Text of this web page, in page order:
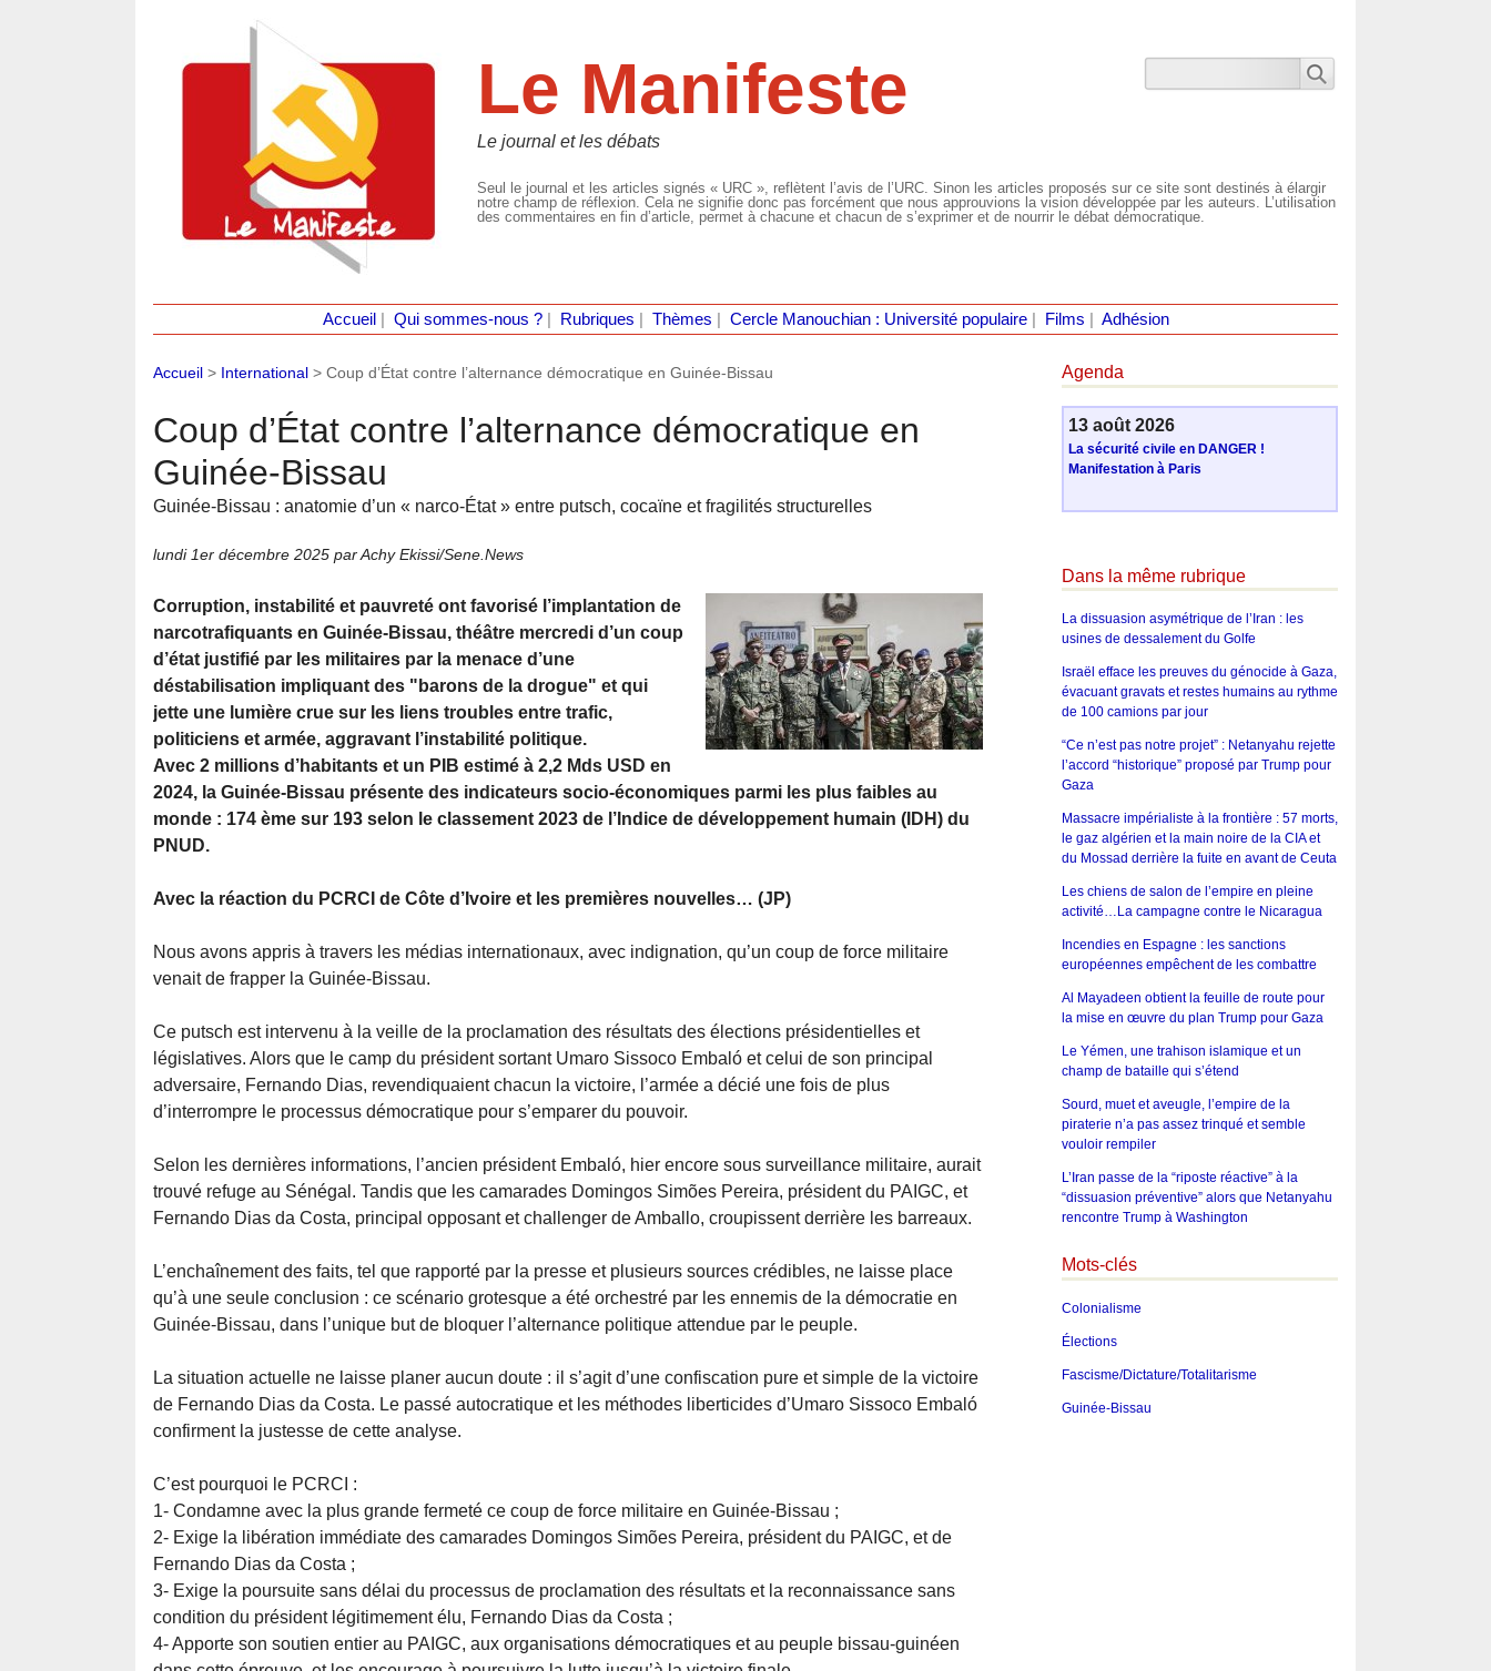
Le Manifeste
Le journal et les débats
Seul le journal et les articles signés « URC », reflètent l’avis de l’URC. Sinon les articles proposés sur ce site sont destinés à élargir
notre champ de réflexion. Cela ne signifie donc pas forcément que nous approuvions la vision développée par les auteurs. L’utilisation
des commentaires en fin d’article, permet à chacune et chacun de s’exprimer et de nourrir le débat démocratique.
Accueil Qui sommes-nous ?| Rubriques Thèmes Cercle Manouchian : Université populaire| Films Adhésion
Accueil > International > Coup d’État contre l’alternance démocratique en Guinée-Bissau
Coup d’État contre l’alternance démocratique en
Guinée-Bissau
Guinée-Bissau : anatomie d’un « narco-État » entre putsch, cocaïne et fragilités structurelles
lundi 1er décembre 2025 par Achy Ekissi/Sene.News
Corruption, instabilité et pauvreté ont favorisé l’implantation de
narcotrafiquants en Guinée-Bissau, théâtre mercredi d’un coup
d’état justifié par les militaires par la menace d’une
déstabilisation impliquant des "barons de la drogue" et qui
jette une lumière crue sur les liens troubles entre trafic,
politiciens et armée, aggravant l’instabilité politique.
Avec 2 millions d’habitants et un PIB estimé à 2,2 Mds USD en
2024, la Guinée-Bissau présente des indicateurs socio-économiques parmi les plus faibles au
monde : 174 ème sur 193 selon le classement 2023 de l’Indice de développement humain (IDH) du
PNUD.
Avec la réaction du PCRCI de Côte d’Ivoire et les premières nouvelles… (JP)
Nous avons appris à travers les médias internationaux, avec indignation, qu’un coup de force militaire
venait de frapper la Guinée-Bissau.
Ce putsch est intervenu à la veille de la proclamation des résultats des élections présidentielles et
législatives. Alors que le camp du président sortant Umaro Sissoco Embaló et celui de son principal
adversaire, Fernando Dias, revendiquaient chacun la victoire, l’armée a décié une fois de plus
d’interrompre le processus démocratique pour s’emparer du pouvoir.
Selon les dernières informations, l’ancien président Embaló, hier encore sous surveillance militaire, aurait
trouvé refuge au Sénégal. Tandis que les camarades Domingos Simões Pereira, président du PAIGC, et
Fernando Dias da Costa, principal opposant et challenger de Amballo, croupissent derrière les barreaux.
L’enchaînement des faits, tel que rapporté par la presse et plusieurs sources crédibles, ne laisse place
qu’à une seule conclusion : ce scénario grotesque a été orchestré par les ennemis de la démocratie en
Guinée-Bissau, dans l’unique but de bloquer l’alternance politique attendue par le peuple.
La situation actuelle ne laisse planer aucun doute : il s’agit d’une confiscation pure et simple de la victoire
de Fernando Dias da Costa. Le passé autocratique et les méthodes liberticides d’Umaro Sissoco Embaló
confirment la justesse de cette analyse.
C’est pourquoi le PCRCI :
1- Condamne avec la plus grande fermeté ce coup de force militaire en Guinée-Bissau ;
2- Exige la libération immédiate des camarades Domingos Simões Pereira, président du PAIGC, et de
Fernando Dias da Costa ;
3- Exige la poursuite sans délai du processus de proclamation des résultats et la reconnaissance sans
condition du président légitimement élu, Fernando Dias da Costa ;
4- Apporte son soutien entier au PAIGC, aux organisations démocratiques et au peuple bissau-guinéen
Agenda
13 août 2026
La sécurité civile en DANGER !
Manifestation à Paris
Dans la même rubrique
La dissuasion asymétrique de l’Iran : les
usines de dessalement du Golfe
Israël efface les preuves du génocide à Gaza,
évacuant gravats et restes humains au rythme
de 100 camions par jour
“Ce n’est pas notre projet” : Netanyahu rejette
l’accord “historique” proposé par Trump pour
Gaza
Massacre impérialiste à la frontière : 57 morts,
le gaz algérien et la main noire de la CIA et
du Mossad derrière la fuite en avant de Ceuta
Les chiens de salon de l’empire en pleine
activité…La campagne contre le Nicaragua
Incendies en Espagne : les sanctions
européennes empêchent de les combattre
Al Mayadeen obtient la feuille de route pour
la mise en œuvre du plan Trump pour Gaza
Le Yémen, une trahison islamique et un
champ de bataille qui s’étend
Sourd, muet et aveugle, l’empire de la
piraterie n’a pas assez trinqué et semble
vouloir rempiler
L’Iran passe de la “riposte réactive” à la
“dissuasion préventive” alors que Netanyahu
rencontre Trump à Washington
Mots-clés
Colonialisme
Élections
Fascisme/Dictature/Totalitarisme
Guinée-Bissau